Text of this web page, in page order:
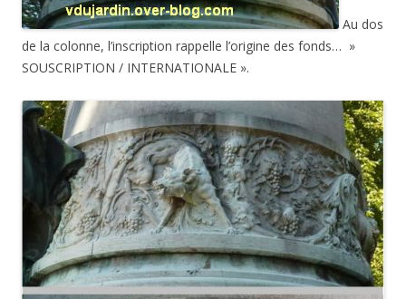
Au dos
de la colonne, l’inscription rappelle l’origine des fonds… »
SOUSCRIPTION / INTERNATIONALE ».